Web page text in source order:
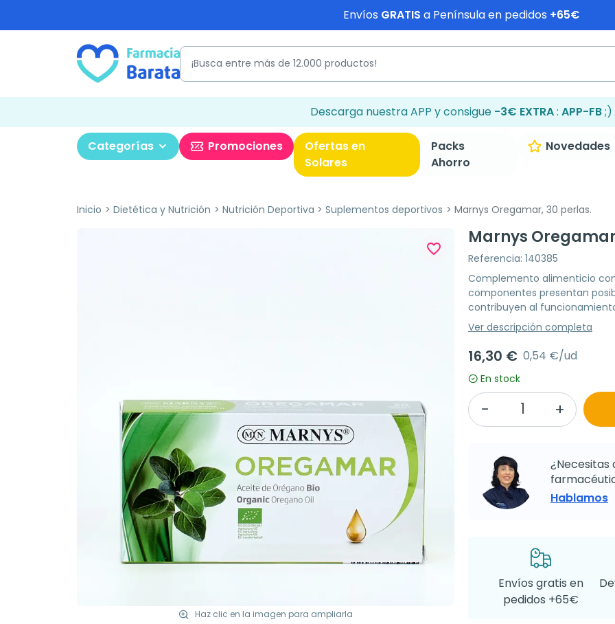
Envíos GRATIS a Península en pedidos +65€
Descarga nuestra APP y consigue -3€ EXTRA: APP-FB;)
Categorías Promociones
Ofertas en
Solares
Packs
Ahorro
Novedades
Inicio Dietética y Nutrición Nutrición Deportiva Suplementos deportivos Marnys Oregamar, 30 perlas.
Haz clic en la imagen para ampliarla
favorite_border
Marnys
Referencia: 140385
Complemento alimenticio
componentes presentan
contribuyen al
Ver descripción completa
16,30 € 0,54 €/ud
En stock
¿Necesitas
Hablamos
Envíos gratis en
pedidos +65€